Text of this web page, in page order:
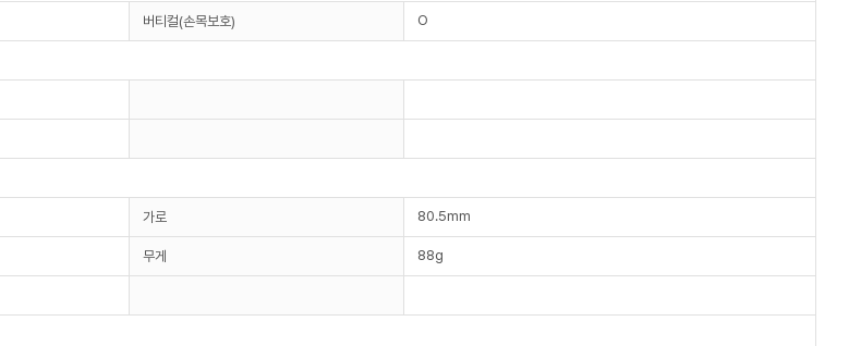
버티컬(손목보호) O
가로 80.5mm
무게 88g